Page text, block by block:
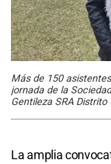
Más de 150
jornada de la
Gentileza SRA Distrito
La amplia